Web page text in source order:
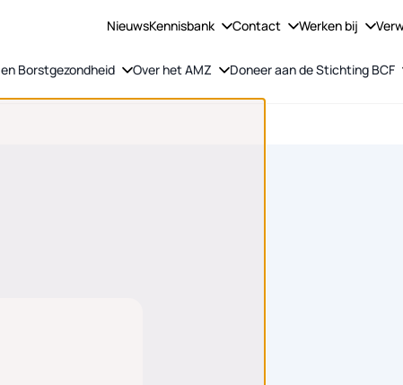
NieuwsKennisbank Contact Werken bij
Borstgezondheid Over het AMZ Doneer aan de Stichting BCF
stappen Jan en ik in de auto richting de kapsalon.”